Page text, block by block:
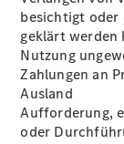
besichtigt oder
geklärt werden
Nutzung
Zahlungen an
Ausland
Aufforderung,
oder